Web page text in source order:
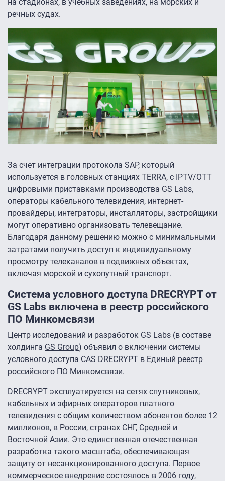
речных судах.
За счет интеграции протокола SAP, который
используется в головных станциях TERRA, с IPTV/OTT
цифровыми приставками производства GS Labs,
операторы кабельного телевидения, интернет-
провайдеры, интеграторы, инсталляторы, застройщики
могут оперативно организовать телевещание.
Благодаря данному решению можно с минимальными
затратами получить доступ к индивидуальному
просмотру телеканалов в подвижных объектах,
включая морской и сухопутный транспорт.
Система условного доступа DRECRYPT от
GS Labs включена в реестр российского
ПО Минкомсвязи
Центр исследований и разработок GS Labs (в составе
холдинга GS Group) объявил о включении системы
условного доступа CAS DRECRYPT в Единый реестр
российского ПО Минкомсвязи.
DRECRYPT эксплуатируется на сетях спутниковых,
кабельных и эфирных операторов платного
телевидения с общим количеством абонентов более 12
миллионов, в России, странах СНГ, Средней и
Восточной Азии. Это единственная отечественная
разработка такого масштаба, обеспечивающая
защиту от несанкционированного доступа. Первое
коммерческое внедрение состоялось в 2006 году,